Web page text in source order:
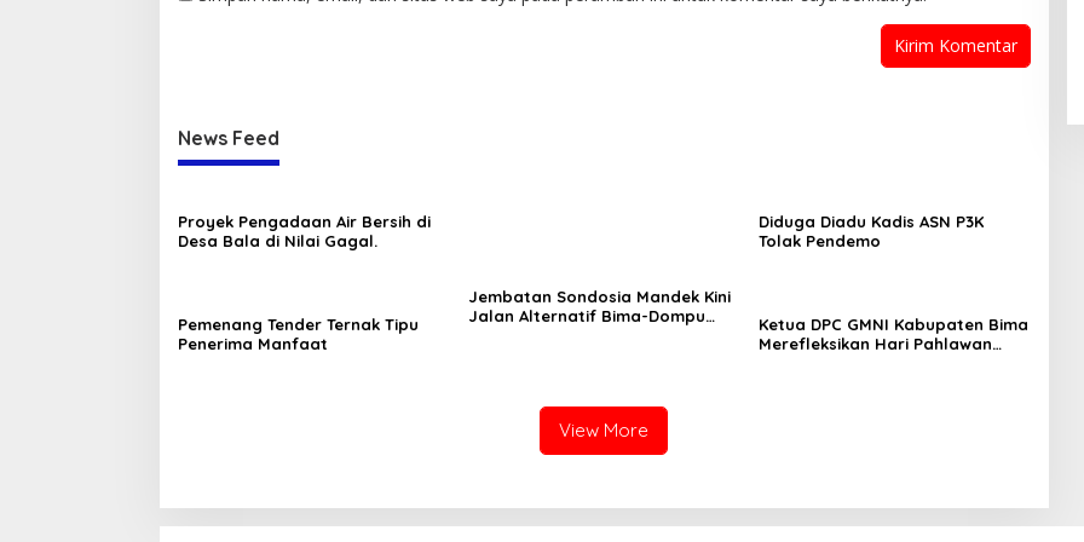
News Feed
Proyek Pengadaan Air Bersih di
Desa Bala di Nilai Gagal.
Diduga Diadu Kadis ASN P3K
Tolak Pendemo
Pemenang Tender Ternak Tipu
Penerima Manfaat
Jembatan Sondosia Mandek Kini
Jalan Alternatif Bima-Dompu
Ketua DPC GMNI Kabupaten Bima
Merefleksikan Hari Pahlawan
View More